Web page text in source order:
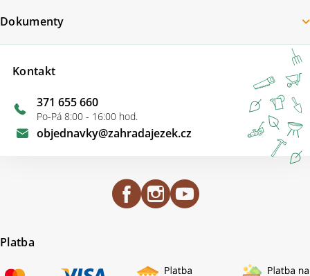
Kontakt
objednavky@zahradajezek.cz
371 655 660
Po-Pá 8:00 - 16:00 hod.
Dokumenty
Platba